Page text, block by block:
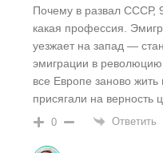
Почему в развал СССР,
какая профессия.
уезжает на запад —
эмиграции в
все Европе заново
присягали на верность
0 Ответить